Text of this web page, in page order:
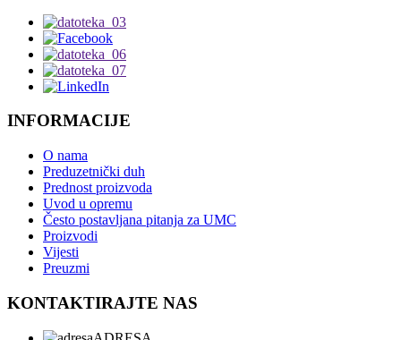
INFORMACIJE
O nama
Preduzetnički duh
Prednost proizvoda
Uvod u opremu
Često postavljana pitanja za UMC
Proizvodi
Vijesti
Preuzmi
KONTAKTIRAJTE NAS